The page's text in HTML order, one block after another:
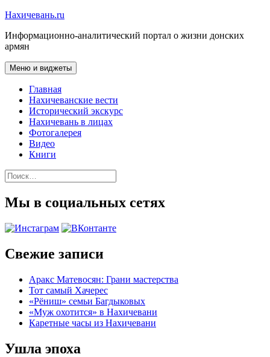
Перейти
содержимому
Нахичевань.ru
Информационно-аналитический портал о жизни донских
армян
Меню и виджеты
Главная
Нахичеванские вести
Исторический экскурс
Нахичевань в лицах
Фотогалерея
Видео
Книги
Найти:
Мы в социальных сетях
Свежие записи
Аракс Матевосян: Грани мастерства
Тот самый Хачерес
«Рёниш» семьи Багдыковых
«Муж охотится» в Нахичевани
Каретные часы из Нахичевани
Ушла эпоха